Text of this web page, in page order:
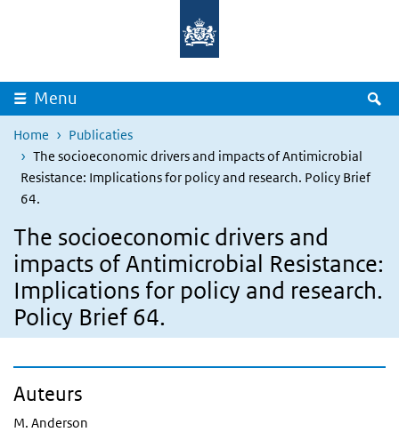
Overslaan en naar de inhoud gaan
Menu
Home
Publicaties
The socioeconomic drivers and impacts of Antimicrobial
Resistance: Implications for policy and research. Policy Brief
64.
The socioeconomic drivers and
impacts of Antimicrobial Resistance:
Implications for policy and research.
Policy Brief 64.
Auteurs
M. Anderson